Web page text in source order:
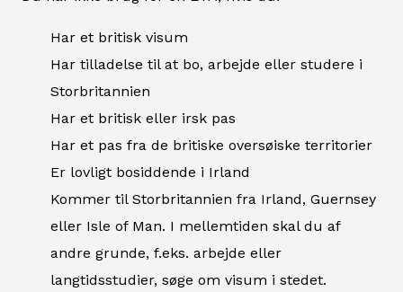
Har et britisk visum
Har tilladelse til at bo, arbejde eller studere i
Storbritannien
Har et britisk eller irsk pas
Har et pas fra de britiske oversøiske territorier
Er lovligt bosiddende i Irland
Kommer til Storbritannien fra Irland, Guernsey
eller Isle of Man. I mellemtiden skal du af
andre grunde, f.eks. arbejde eller
langtidsstudier, søge om visum i stedet.